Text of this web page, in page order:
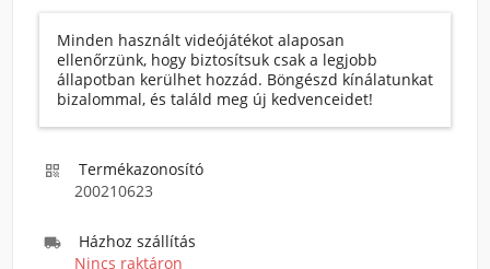
Minden használt videójátékot alaposan
ellenőrzünk, hogy biztosítsuk csak a legjobb
állapotban kerülhet hozzád. Böngészd kínálatunkat
bizalommal, és találd meg új kedvenceidet!

Termékazonosító
200210623

Házhoz szállítás
Nincs raktáron